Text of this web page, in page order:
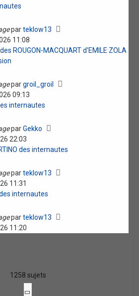
parteklow13
11:08
ROUGON-MACQUART d'EMILE ZOLA
pargroil_groil
09:13
internautes
parGekko
22:03
des internautes
parteklow13
11:31
internautes
parteklow13
11:20
1258 sujets
Page